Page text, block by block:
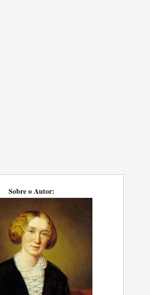
Sobre o Autor: